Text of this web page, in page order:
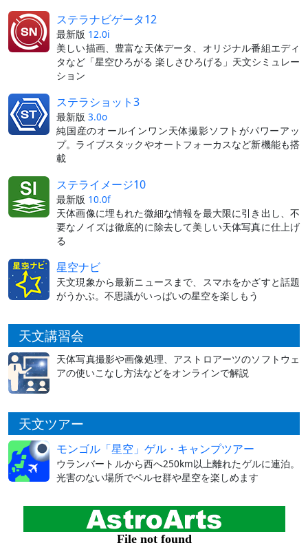
ステラナビゲータ12
最新版 12.0i
美しい描画、豊富な天体データ、オリジナル番組エディ
タなど「星空ひろがる 楽しさひろげる」天文シミュレー
ション
ステラショット3
最新版 3.0o
純国産のオールインワン天体撮影ソフトがパワーアッ
プ。ライブスタックやオートフォーカスなど新機能も搭
載
ステライメージ10
最新版 10.0f
天体画像に埋もれた微細な情報を最大限に引き出し、不
要なノイズは徹底的に除去して美しい天体写真に仕上げ
る
星空ナビ
天文現象から最新ニュースまで、スマホをかざすと話題
がうかぶ。不思議がいっぱいの星空を楽しもう
天文講習会
天体写真撮影や画像処理、アストロアーツのソフトウェ
アの使いこなし方法などをオンラインで解説
天文ツアー
モンゴル「星空」ゲル・キャンプツアー
ウランバートルから西へ250km以上離れたゲルに連泊。
光害のない場所でペルセ群や星空を楽しめます